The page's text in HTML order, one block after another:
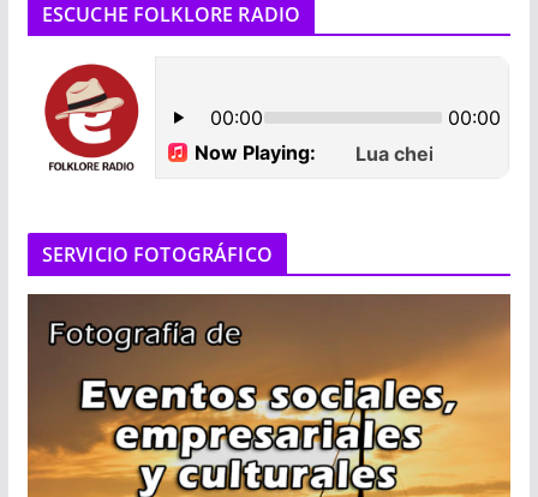
ESCUCHE FOLKLORE RADIO
SERVICIO FOTOGRÁFICO